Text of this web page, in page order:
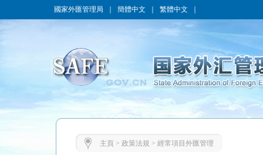
國家外匯管理局 簡體中文 繁體中文
主頁 > 政策法規 > 經常項目外匯管理